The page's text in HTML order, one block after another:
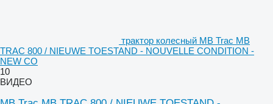
трактор колесный MB Trac MB
TRAC 800 / NIEUWE TOESTAND - NOUVELLE CONDITION -
NEW CO
10
ВИДЕО